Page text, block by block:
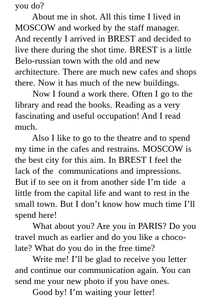
you do?
About me in shot. All this time I lived in
MOSCOW and worked by the staff manager.
And recently I arrived in BREST and decided to
live there during the shot time. BREST is a little
Belo-russian town with the old and new
architecture. There are much new cafes and shops
there. Now it has much of the new buildings.
Now I found a work there. Often I go to the
library and read the books. Reading as a very
fascinating and useful occupation! And I read
much.
Also I like to go to the theatre and to spend
my time in the cafes and restrains. MOSCOW is
the best city for this aim. In BREST I feel the
lack of the communications and impressions.
But if to see on it from another side I’m tide a
little from the capital life and want to rest in the
small town. But I don’t know how much time I’ll
spend here!
What about you? Are you in PARIS? Do you
travel much as earlier and do you like a choco-
late? What do you do in the free time?
Write me! I’ll be glad to receive you letter
and continue our communication again. You can
send me your new photo if you have ones.
Good by! I’m waiting your letter!